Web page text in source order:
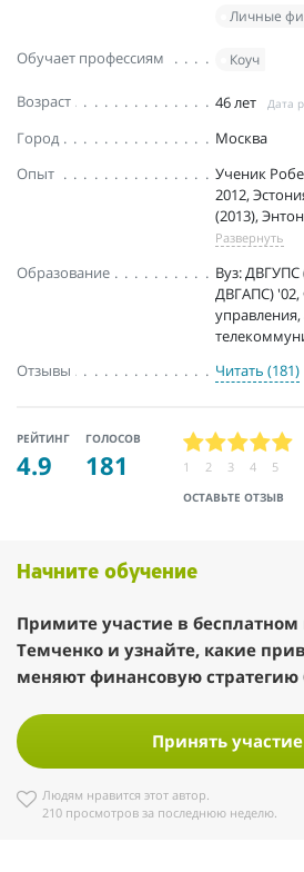
Личные
Обучает профессиям Коуч
Возраст 46 лет Дата
Город
Москва
Опыт
Учeник
2012,
(2013),
Развернуть
Образование
Вуз:
ДВГАПС) '02,
Отзывы
Читать (181)
РЕЙТИНГ
4.9
ГОЛОСОВ
181
ОСТАВЬТЕ ОТЗЫВ
1 2 3 4 5
Начните обучение
Примите участие в
Темченко и узнайте, какие
меняют финансовую стратегию
Принять участие
Людям нравится этот автор.
210 просмотров за последнюю неделю.